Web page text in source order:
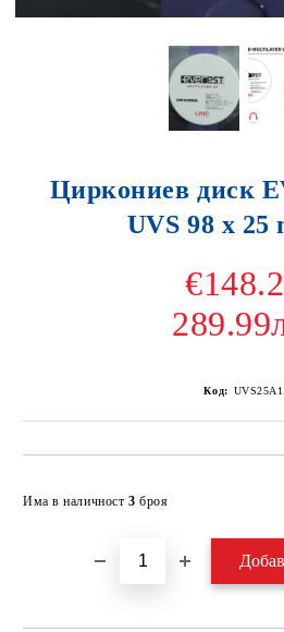
Циркониев диск
UVS 98 x 25
Код: UVS25A1
Има в наличност 3 броя